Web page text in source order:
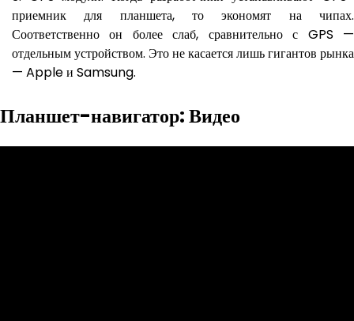
приемник для планшета, то экономят на чипах.
Соответственно он более слаб, сравнительно с GPS —
отдельным устройством. Это не касается лишь гигантов рынка
— Apple и Samsung.
Планшет-навигатор: Видео